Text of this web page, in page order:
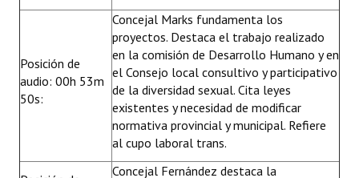
Posición de
audio: 00h 53m
50s:
Concejal Marks fundamenta los
proyectos. Destaca el trabajo realizado
en la comisión de Desarrollo Humano y en
el Consejo local consultivo y participativo
de la diversidad sexual. Cita leyes
existentes y necesidad de modificar
normativa provincial y municipal. Refiere
al cupo laboral trans.
Concejal Fernández destaca la